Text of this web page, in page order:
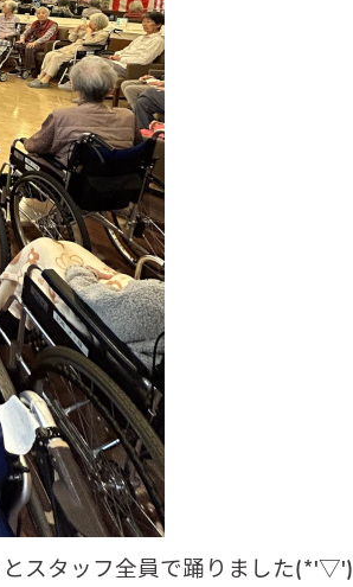
とスタッフ全員で踊りました(*'▽')